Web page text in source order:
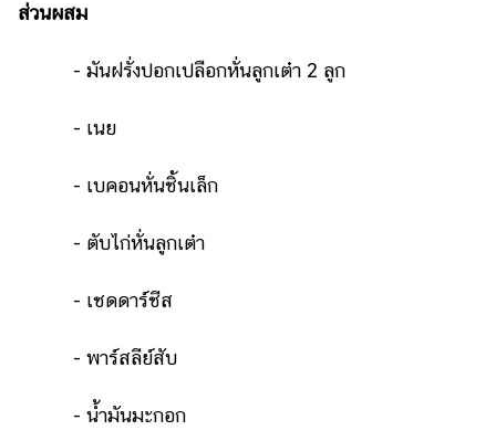
ส่วนผสม
- มันฝรั่งปอกเปลือกหั่นลูกเต๋า 2 ลูก
- เนย
- เบคอนหั่นชิ้นเล็ก
- ตับไก่หั่นลูกเต๋า
- เชดดาร์ชีส
- พาร์สลีย์สับ
- น้ำมันมะกอก